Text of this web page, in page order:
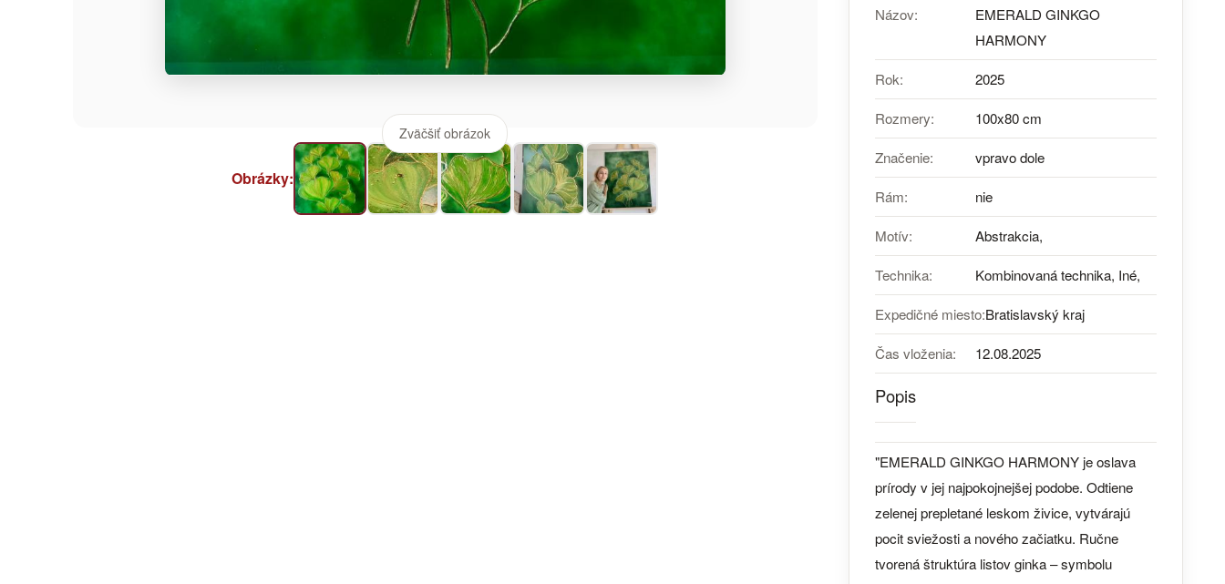
Zväčšiť obrázok
Obrázky:
Názov:
EMERALD GINKGO
HARMONY
Rok: 2025
Rozmery: 100x80 cm
Značenie: vpravo dole
Rám: nie
Motív: Abstrakcia,
Technika: Kombinovaná technika, Iné,
Expedičné miesto:Bratislavský kraj
Čas vloženia: 12.08.2025
Popis
"EMERALD GINKGO HARMONY je oslava
prírody v jej najpokojnejšej podobe. Odtiene
zelenej prepletané leskom živice, vytvárajú
pocit sviežosti a nového začiatku. Ručne
tvorená štruktúra listov ginka – symbolu